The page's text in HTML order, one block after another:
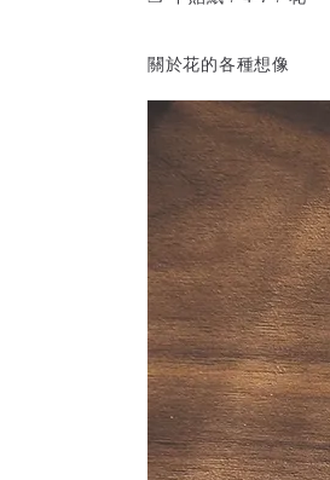
關於花的各種想像